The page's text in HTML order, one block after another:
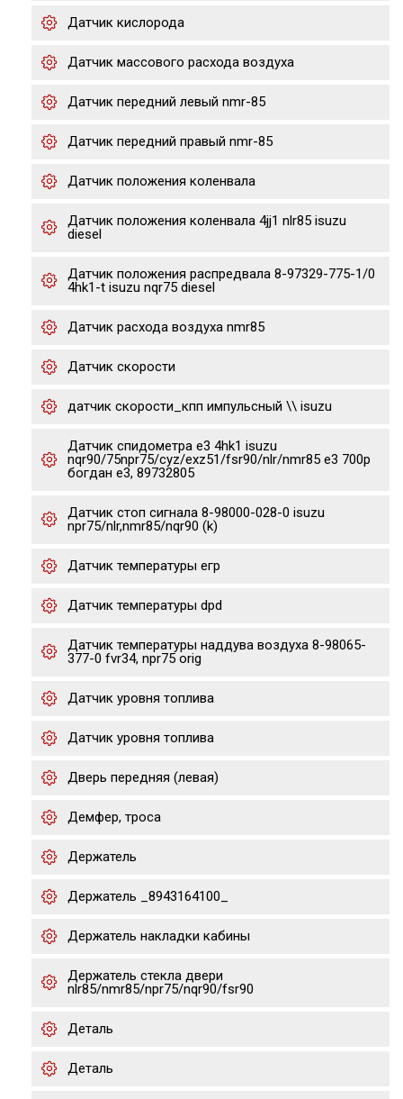
Датчик кислорода
Датчик массового расхода воздуха
Датчик передний левый nmr-85
Датчик передний правый nmr-85
Датчик положения коленвала
Датчик положения коленвала 4jj1 nlr85 isuzu
diesel
Датчик положения распредвала 8-97329-775-1/0
4hk1-t isuzu nqr75 diesel
Датчик расхода воздуха nmr85
Датчик скорости
датчик скорости_кпп импульсный \\ isuzu
Датчик спидометра е3 4hk1 isuzu
nqr90/75npr75/cyz/exz51/fsr90/nlr/nmr85 e3 700p
богдан е3, 89732805
Датчик стоп сигнала 8-98000-028-0 isuzu
npr75/nlr,nmr85/nqr90 (k)
Датчик температуры егр
Датчик температуры dpd
Датчик температуры наддува воздуха 8-98065-
377-0 fvr34, npr75 orig
Датчик уровня топлива
Датчик уровня топлива
Дверь передняя (левая)
Демфер, троса
Держатель
Держатель _8943164100_
Держатель накладки кабины
Держатель стекла двери
nlr85/nmr85/npr75/nqr90/fsr90
Деталь
Деталь